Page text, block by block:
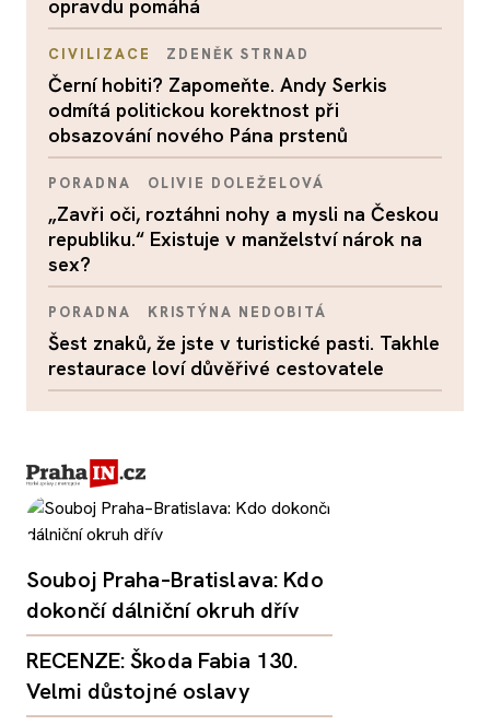
opravdu pomáhá
CIVILIZACE ZDENĚK STRNAD
Černí hobiti? Zapomeňte. Andy Serkis
odmítá politickou korektnost při
obsazování nového Pána prstenů
PORADNA OLIVIE DOLEŽELOVÁ
„Zavři oči, roztáhni nohy a mysli na Českou
republiku.“ Existuje v manželství nárok na
sex?
PORADNA KRISTÝNA NEDOBITÁ
Šest znaků, že jste v turistické pasti. Takhle
restaurace loví důvěřivé cestovatele
Souboj Praha–Bratislava: Kdo
dokončí dálniční okruh dřív
RECENZE: Škoda Fabia 130.
Velmi důstojné oslavy